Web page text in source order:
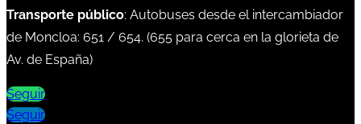
Transporte público: Autobuses desde el intercambiador
de Moncloa: 651 / 654. (655 para cerca en la glorieta de
Av. de España)
Seguir
Seguir